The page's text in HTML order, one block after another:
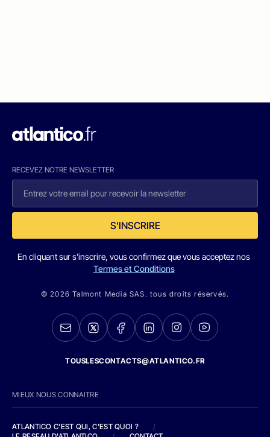
RECEVEZ NOTRE NEWSLETTER
S'INSCRIRE
En cliquant sur s'inscrire, vous confirmez que vous acceptez nos
Termes et Conditions
© 2026 Talmont Media SAS. tous droits réservés.
TOUSLESCONTACTS@ATLANTICO.FR
MIEUX NOUS CONNAITRE
ATLANTICO C'EST QUI, C'EST QUOI ?
/